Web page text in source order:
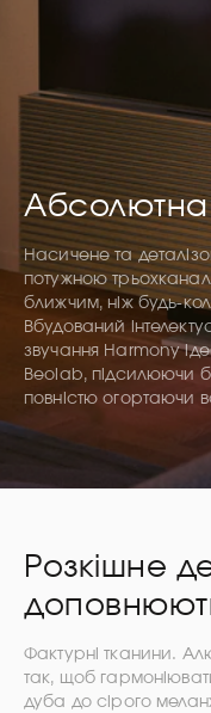
Абсолютна
Насичене та
потужною
ближчим, ніж будь-
Вбудований
звучання Harmony
Beolab, підсилюючи
повністю огортаючи
Розкішне
Фактурні тканини.
так, щоб
дуба до сірого